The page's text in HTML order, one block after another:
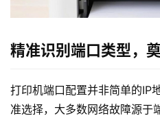
精准识别端口类型，
打印机端口配置并非简单的IP
准选择，大多数网络故障源于